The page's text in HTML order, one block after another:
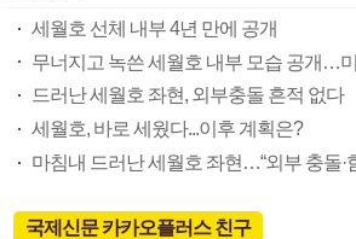
세월호 선체 내부 4년 만에 공개
드러난 세월호 좌현, 외부충돌 흔적 없다
세월호, 바로 세웠다...이후 계획은?
마침내 드러난 세월호 좌현…“외부 충돌·
국제신문 카카오플러스 친구